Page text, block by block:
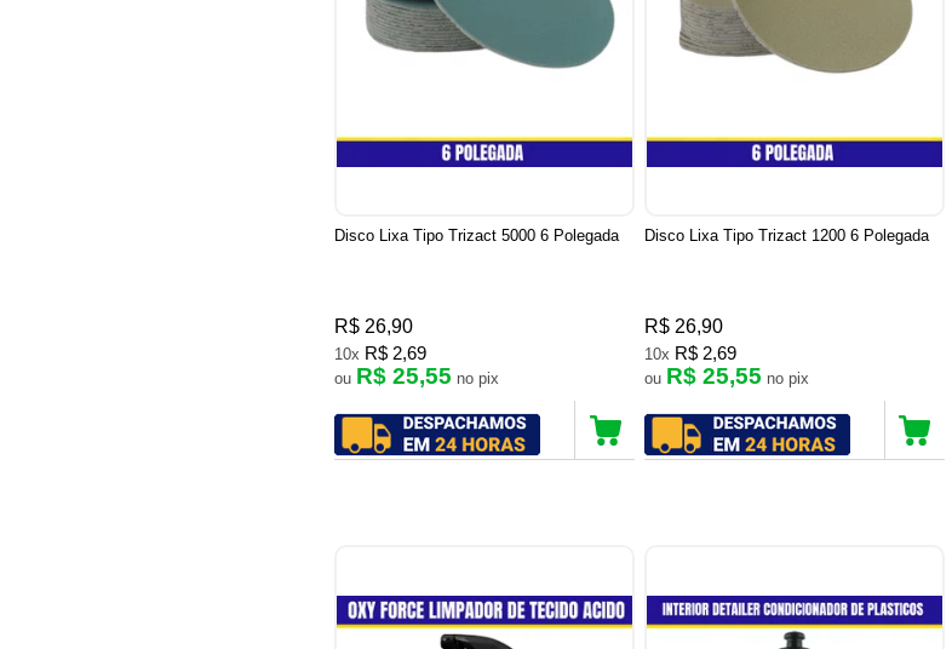
Disco Lixa Tipo Trizact 5000 6 Polegada
R$ 26,90
10x R$ 2,69
ou R$ 25,55 no pix
Disco Lixa Tipo Trizact 1200 6 Polegada
R$ 26,90
10x R$ 2,69
ou R$ 25,55 no pix